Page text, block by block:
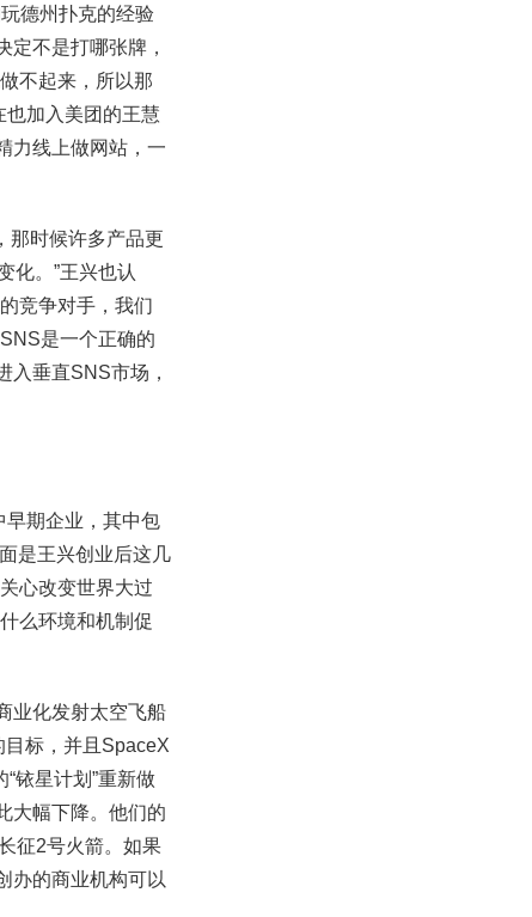
德州扑克的经验
不是打哪张牌，
不起来，所以那
也加入美团的王慧
力线上做网站，一
那时候许多产品更
化。”王兴也认
竞争对手，我们
是一个正确的
入垂直SNS市场，
早期企业，其中包
是王兴创业后这几
心改变世界大过
么环境和机制促
业化发射太空飞船
目标，并且SpaceX
铱星计划”重新做
大幅下降。他们的
征2号火箭。如果
办的商业机构可以